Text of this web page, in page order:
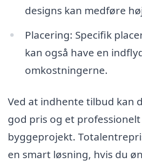
designs kan medføre
Placering: Specifik
kan også have en
omkostningerne.
Ved at indhente tilbud kan
god pris og et
byggeprojekt.
en smart løsning, hvis du